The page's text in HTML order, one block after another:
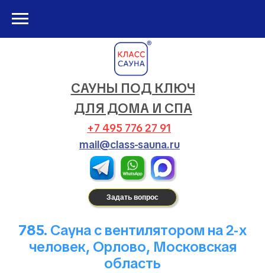
САУНЫ ПОД КЛЮЧ
ДЛЯ ДОМА И СПА
+7 495 776 27 91
mail@class-sauna.ru
Задать вопрос
785. Сауна с вентилятором на 2-х
человек, Орлово, Московская
область